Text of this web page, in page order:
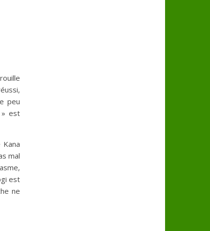
peu
» est
mal
est
ne